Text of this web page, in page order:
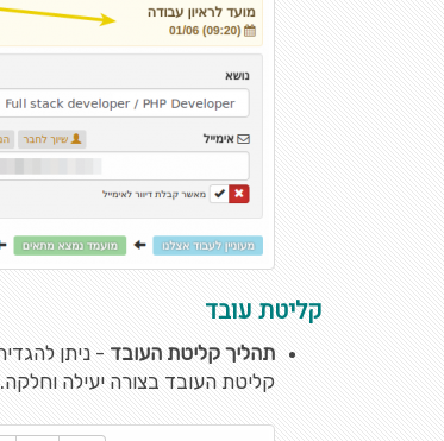
קליטת עובד
תהליך קליטת העובד - ניתן
קליטת העובד בצורה יעילה וחלקה.